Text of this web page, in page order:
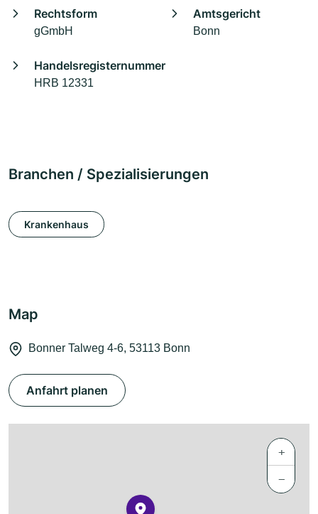
Rechtsform
gGmbH
Amtsgericht
Bonn
Handelsregisternummer
HRB 12331
Branchen / Spezialisierungen
Krankenhaus
Map
Bonner Talweg 4-6, 53113 Bonn
Anfahrt planen
+
−